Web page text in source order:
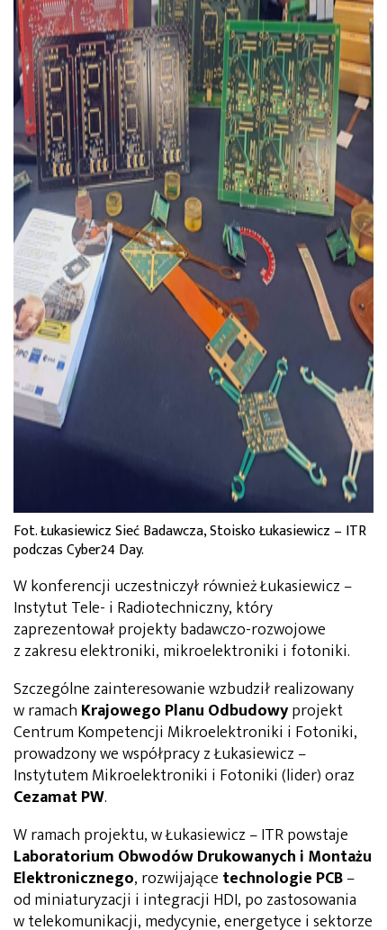
Fot. Łukasiewicz Sieć Badawcza, Stoisko Łukasiewicz – ITR
podczas Cyber24 Day.
W konferencji uczestniczył równieżŁukasiewicz –
Instytut Tele- i Radiotechniczny, który
zaprezentował projekty badawczo-rozwojowe
z zakresu elektroniki, mikroelektroniki i fotoniki.
Szczególne zainteresowanie wzbudził realizowany
w ramach Krajowego Planu Odbudowyprojekt
Centrum Kompetencji Mikroelektroniki i Fotoniki,
prowadzony we współpracy z Łukasiewicz –
Instytutem Mikroelektroniki i Fotoniki (lider) oraz
Cezamat PW.
W ramach projektu, w Łukasiewicz – ITR powstaje
Laboratorium Obwodów Drukowanych i Montażu
Elektronicznego, rozwijające technologie PCB–
od miniaturyzacji i integracji HDI, po zastosowania
w telekomunikacji, medycynie, energetyce i sektorze